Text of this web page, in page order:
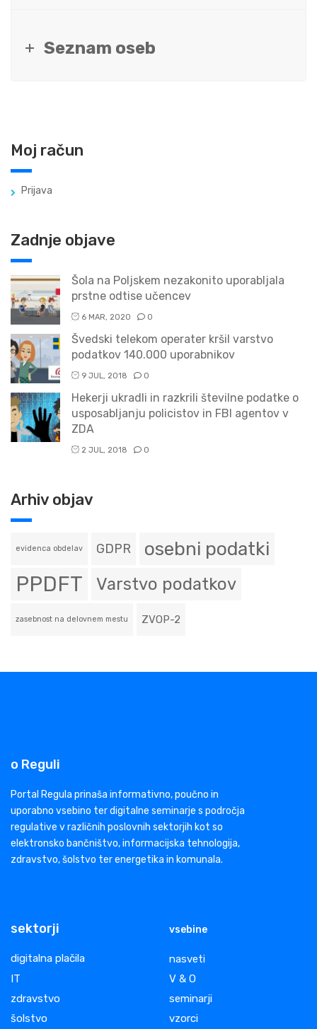
Seznam oseb
Moj račun
Prijava
Zadnje objave
Šola na Poljskem nezakonito uporabljala
prstne odtise učencev
6 MAR, 2020 0
Švedski telekom operater kršil varstvo
podatkov 140.000 uporabnikov
9 JUL, 2018 0
Hekerji ukradli in razkrili številne podatke o
usposabljanju policistov in FBI agentov v
ZDA
2 JUL, 2018 0
Arhiv objav
evidenca obdelav GDPR osebni podatki
PPDFT Varstvo podatkov
zasebnost na delovnem mestu ZVOP-2
o Reguli
Portal Regula prinaša informativno, poučno in
uporabno vsebino ter digitalne seminarje s področja
regulative v različnih poslovnih sektorjih kot so
elektronsko bančništvo, informacijska tehnologija,
zdravstvo, šolstvo ter energetika in komunala.
sektorji
digitalna plačila
IT
zdravstvo
šolstvo
vsebine
nasveti
V & O
seminarji
vzorci